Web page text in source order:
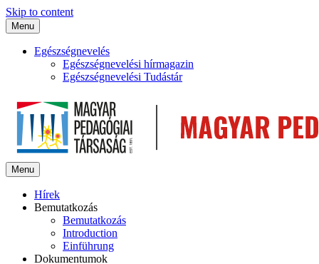
Skip to content
Menu
Egészségnevelés
Egészségnevelési hírmagazin
Egészségnevelési Tudástár
Menu
Hírek
Bemutatkozás
Bemutatkozás
Introduction
Einführung
Dokumentumok